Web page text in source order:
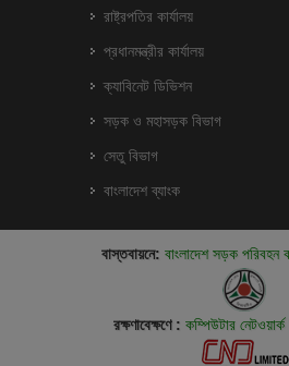
রাষ্ট্রপতির কার্যালয়
প্রধানমন্ত্রীর কার্যালয়
ক্যাবিনেট ডিভিশন
সড়ক ও মহাসড়ক বিভাগ
সেতু বিভাগ
বাংলাদেশ ব্যাংক
বাস্তবায়নে: বাংলাদেশ সড়ক
রক্ষণাবেক্ষণে : কম্পিউটার